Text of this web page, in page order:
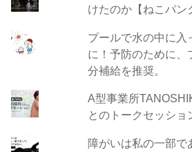
けたのか【ねこパン
プールで水の中に入
に！予防のために、
分補給を推奨。
A型事業所
とのトークセッショ
障がいは私の一部で